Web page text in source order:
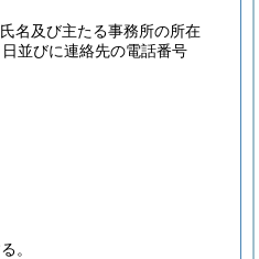
名及び主たる事務所の所在
並びに連絡先の電話番号
。